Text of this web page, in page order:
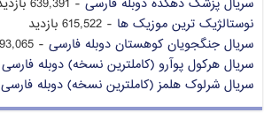
نوستالژیک ترین موزیک ها - 615,522 بازدید
سریال جنگجویان کوهستان دوبله فارسی - 593,065 بازدید
سریال هرکول پوآرو (کاملترین نسخه) دوبله فارسی
سریال شرلوک هلمز (کاملترین نسخه) دوبله فارسی